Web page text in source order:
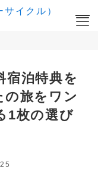
宿泊特典を
の旅をワン
1枚の選び